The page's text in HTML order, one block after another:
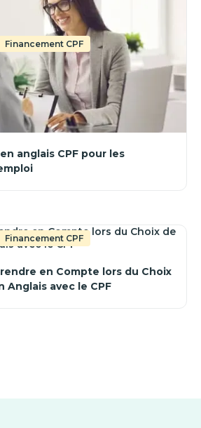
Financement CPF
anglais CPF pour les
Financement CPF
en Compte lors du Choix
Anglais avec le CPF